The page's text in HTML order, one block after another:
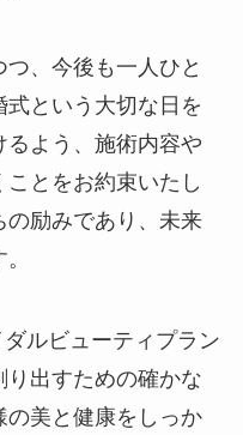
、今後も一人ひと
式という大切な日を
よう、施術内容や
とをお約束いたし
の励みであり、未来
ルビューティプラン
出すための確かな
の美と健康をしっか